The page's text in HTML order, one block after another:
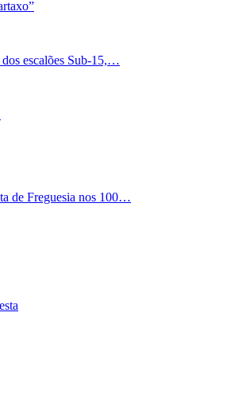
dos escalões Sub-15,…
de Freguesia nos 100…